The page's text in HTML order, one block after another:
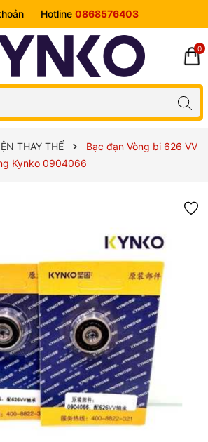
Hotline 0868576403
0
THAY THẾ
Bạc đạn Vòng bi 626 VV
Kynko 0904066